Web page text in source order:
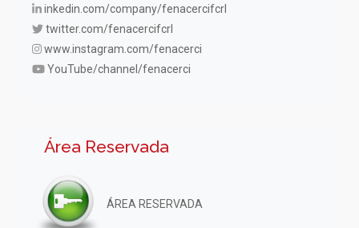
inkedin.com/company/fenacercifcrl
twitter.com/fenacercifcrl
www.instagram.com/fenacerci
YouTube/channel/fenacerci
Área Reservada
ÁREA RESERVADA